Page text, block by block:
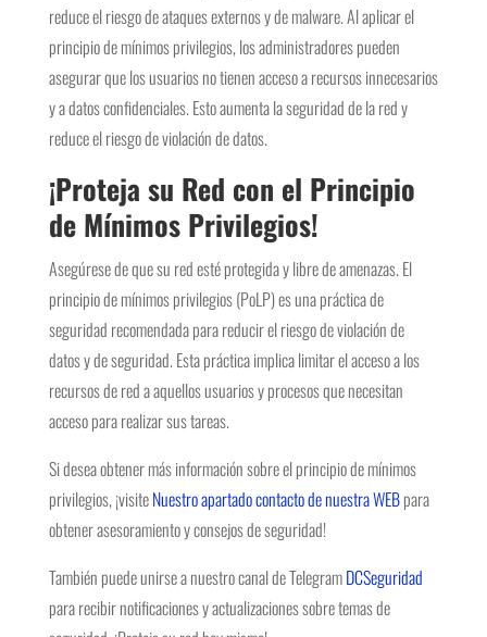
reduce el riesgo de ataques externos y de malware. Al aplicar el
principio de mínimos privilegios, los administradores pueden
asegurar que los usuarios no tienen acceso a recursos innecesarios
y a datos confidenciales. Esto aumenta la seguridad de la red y
reduce el riesgo de violación de datos.
¡Proteja su Red con el Principio
de Mínimos Privilegios!
Asegúrese de que su red esté protegida y libre de amenazas. El
principio de mínimos privilegios (PoLP) es una práctica de
seguridad recomendada para reducir el riesgo de violación de
datos y de seguridad. Esta práctica implica limitar el acceso a los
recursos de red a aquellos usuarios y procesos que necesitan
acceso para realizar sus tareas.
Si desea obtener más información sobre el principio de mínimos
privilegios, ¡visiteNuestro apartado contacto de nuestra WEBpara
obtener asesoramiento y consejos de seguridad!
También puede unirse a nuestro canal de TelegramDCSeguridad
para recibir notificaciones y actualizaciones sobre temas de